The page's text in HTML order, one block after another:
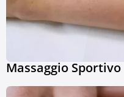
Massaggio Sportivo